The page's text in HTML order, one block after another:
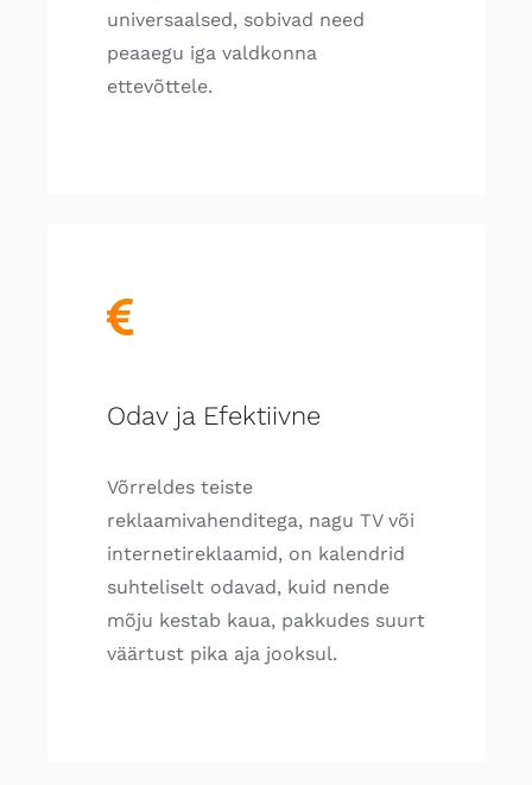
universaalsed, sobivad need
peaaegu iga valdkonna
ettevõttele.
Odav ja Efektiivne
Võrreldes teiste
reklaamivahenditega, nagu TV või
internetireklaamid, on kalendrid
suhteliselt odavad, kuid nende
mõju kestab kaua, pakkudes suurt
väärtust pika aja jooksul.